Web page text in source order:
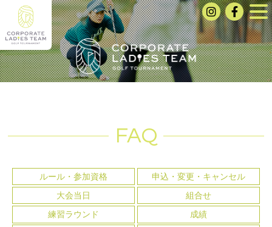
FAQ
ルール・参加資格
申込・変更・キャンセル
大会当日
組合せ
練習ラウンド
成績